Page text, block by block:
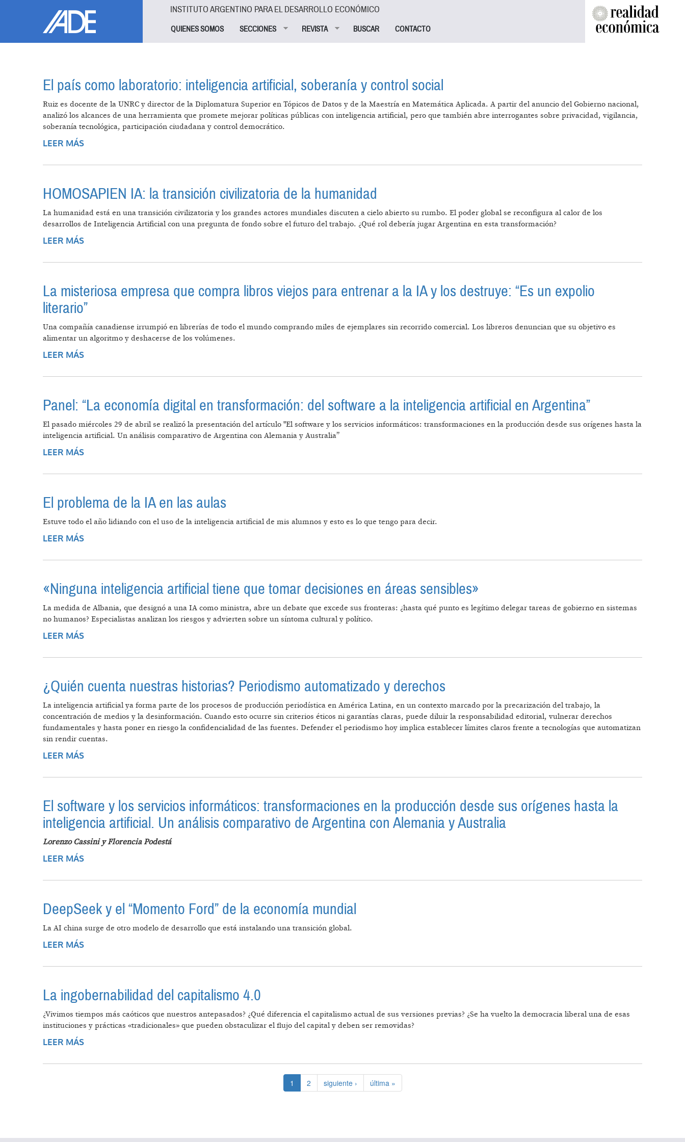
INSTITUTO ARGENTINO PARA EL DESARROLLO ECONÓMICO
QUIENES SOMOS SECCIONES REVISTA BUSCAR CONTACTO
El país como laboratorio: inteligencia artificial, soberanía y control social
Ruiz es docente de la UNRC y director de la Diplomatura Superior en Tópicos de Datos y de la Maestría en Matemática Aplicada. A partir del anuncio del Gobierno nacional,
analizó los alcances de una herramienta que promete mejorar políticas públicas con inteligencia artificial, pero que también abre interrogantes sobre privacidad, vigilancia,
soberanía tecnológica, participación ciudadana y control democrático.
LEER MÁS
HOMOSAPIEN IA: la transición civilizatoria de la humanidad
La humanidad está en una transición civilizatoria y los grandes actores mundiales discuten a cielo abierto su rumbo. El poder global se reconfigura al calor de los
desarrollos de Inteligencia Artificial con una pregunta de fondo sobre el futuro del trabajo. ¿Qué rol debería jugar Argentina en esta transformación?
LEER MÁS
La misteriosa empresa que compra libros viejos para entrenar a la IA y los destruye: “Es un expolio
literario”
Una compañía canadiense irrumpió en librerías de todo el mundo comprando miles de ejemplares sin recorrido comercial. Los libreros denuncian que su objetivo es
alimentar un algoritmo y deshacerse de los volúmenes.
LEER MÁS
Panel: “La economía digital en transformación: del software a la inteligencia artificial en Argentina”
El pasado miércoles 29 de abril se realizó la presentación del artículo "El software y los servicios informáticos: transformaciones en la producción desde sus orígenes hasta la
inteligencia artificial. Un análisis comparativo de Argentina con Alemania y Australia”
LEER MÁS
El problema de la IA en las aulas
Estuve todo el año lidiando con el uso de la inteligencia artificial de mis alumnos y esto es lo que tengo para decir.
LEER MÁS
«Ninguna inteligencia artificial tiene que tomar decisiones en áreas sensibles»
La medida de Albania, que designó a una IA como ministra, abre un debate que excede sus fronteras: ¿hasta qué punto es legítimo delegar tareas de gobierno en sistemas
no humanos? Especialistas analizan los riesgos y advierten sobre un síntoma cultural y político.
LEER MÁS
¿Quién cuenta nuestras historias? Periodismo automatizado y derechos
La inteligencia artificial ya forma parte de los procesos de producción periodística en América Latina, en un contexto marcado por la precarización del trabajo, la
concentración de medios y la desinformación. Cuando esto ocurre sin criterios éticos ni garantías claras, puede diluir la responsabilidad editorial, vulnerar derechos
fundamentales y hasta poner en riesgo la confidencialidad de las fuentes. Defender el periodismo hoy implica establecer límites claros frente a tecnologías que automatizan
sin rendir cuentas.
LEER MÁS
El software y los servicios informáticos: transformaciones en la producción desde sus orígenes hasta la
inteligencia artificial. Un análisis comparativo de Argentina con Alemania y Australia
Lorenzo Cassini y Florencia Podestá
LEER MÁS
DeepSeek y el “Momento Ford” de la economía mundial
La AI china surge de otro modelo de desarrollo que está instalando una transición global.
LEER MÁS
La ingobernabilidad del capitalismo 4.0
¿Vivimos tiempos más caóticos que nuestros antepasados? ¿Qué diferencia el capitalismo actual de sus versiones previas? ¿Se ha vuelto la democracia liberal una de esas
instituciones y prácticas «tradicionales» que pueden obstaculizar el flujo del capital y deben ser removidas?
LEER MÁS
1 2 siguiente › última »